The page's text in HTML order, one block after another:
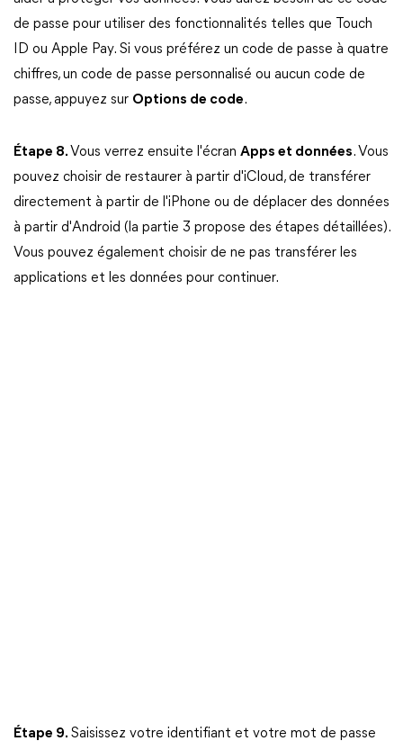
de passe pour utiliser des fonctionnalités telles que Touch
ID ou Apple Pay. Si vous préférez un code de passe à quatre
chiffres, un code de passe personnalisé ou aucun code de
passe, appuyez sur Options de code.
Étape 8. Vous verrez ensuite l'écran Apps et données. Vous
pouvez choisir de restaurer à partir d'iCloud, de transférer
directement à partir de l'iPhone ou de déplacer des données
à partir d'Android (la partie 3 propose des étapes détaillées).
Vous pouvez également choisir de ne pas transférer les
applications et les données pour continuer.
Étape 9. Saisissez votre identifiant et votre mot de passe